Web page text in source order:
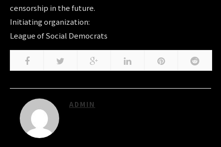
censorship in the future.
Initiating organization:
League of Social Democrats
ADMIN